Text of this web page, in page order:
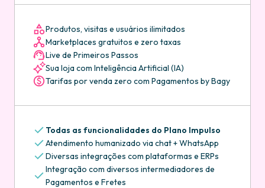
Produtos, visitas e usuários ilimitados
Marketplaces gratuitos e zero taxas
Live de Primeiros Passos
Sua loja com Inteligência Artificial (IA)
Tarifas por venda zero com Pagamentos by Bagy
Todas as funcionalidades do Plano Impulso
Atendimento humanizado via chat + WhatsApp
Diversas integrações com plataformas e ERPs
Integração com diversos intermediadores de
Pagamentos e Fretes